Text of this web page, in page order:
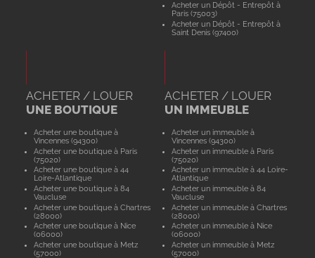
Acheter un Dépôt - Entrepôt à
Paris (75003)
Acheter un Dépôt - Entrepôt à
Saint Denis (97400)
ACHETER / LOUER
UNE BOUTIQUE
Acheter une boutique à
Vincennes (94300)
Acheter une boutique à Paris
(75020)
Acheter une boutique à 44
Loire-Atlantique
Acheter une boutique à 84
Vaucluse
Acheter une boutique à Chartres
(28000)
Acheter une boutique à Nice
(06000)
Acheter une boutique à Metz
(57000)
ACHETER / LOUER
UN IMMEUBLE
Acheter un immeuble à
Vincennes (94300)
Acheter un immeuble à Paris
(75020)
Acheter un immeuble à 44 Loire-
Atlantique
Acheter un immeuble à 84
Vaucluse
Acheter un immeuble à Chartres
(28000)
Acheter un immeuble à Nice
(06000)
Acheter un immeuble à Metz
(57000)